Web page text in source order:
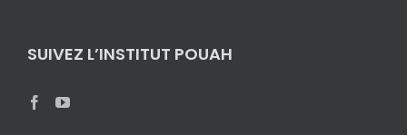
SUIVEZ L’INSTITUT POUAH